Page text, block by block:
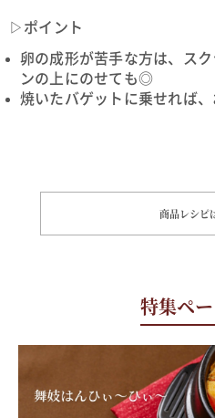
▷ポイント
卵の成形が苦手な方は、ス
ンの上にのせても◎
焼いたバゲットに乗せれば
商品レシピ
特集ペ